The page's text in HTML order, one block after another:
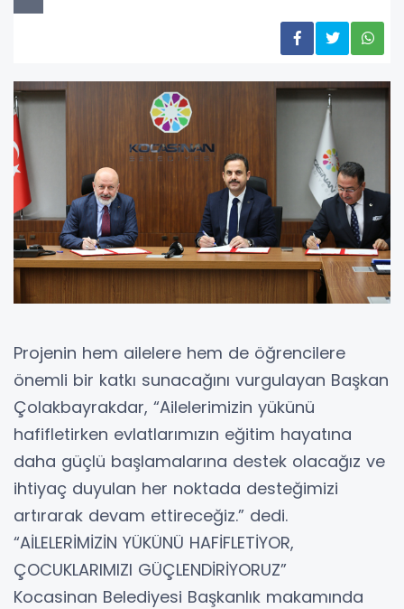
Projenin hem ailelere hem de öğrencilere
önemli bir katkı sunacağını vurgulayan Başkan
Çolakbayrakdar, “Ailelerimizin yükünü
hafifletirken evlatlarımızın eğitim hayatına
daha güçlü başlamalarına destek olacağız ve
ihtiyaç duyulan her noktada desteğimizi
artırarak devam ettireceğiz.” dedi.
“AİLELERİMİZİN YÜKÜNÜ HAFİFLETİYOR,
ÇOCUKLARIMIZI GÜÇLENDİRİYORUZ”
Kocasinan Belediyesi Başkanlık makamında